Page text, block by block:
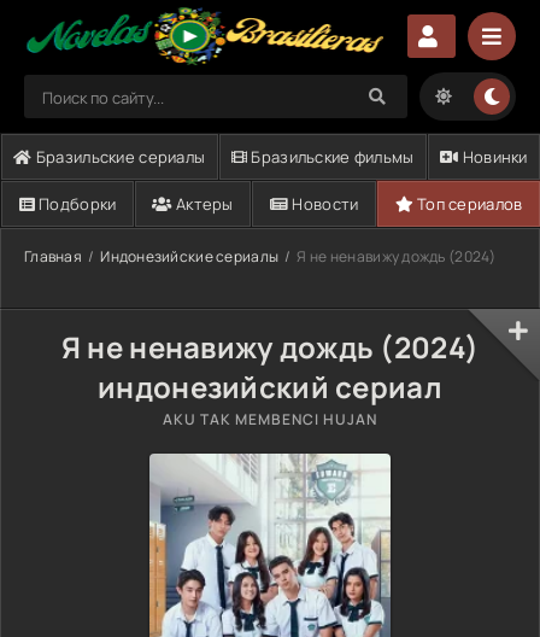
Бразильские сериалы Бразильские фильмы Новинки
Подборки Актеры Новости Топ сериалов
Главная Индонезийские сериалы Я не ненавижу дождь (2024)
Я не ненавижу дождь (2024)
индонезийский сериал
AKU TAK MEMBENCI HUJAN